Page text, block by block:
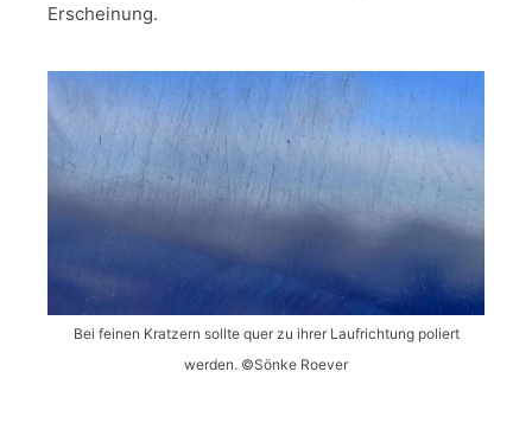
Erscheinung.
Bei feinen Kratzern sollte quer zu ihrer Laufrichtung poliert
werden. ©Sönke Roever